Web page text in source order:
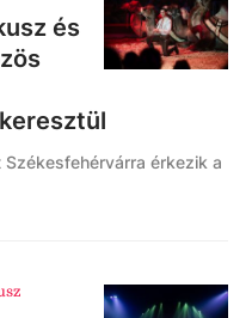
és
érkezik a